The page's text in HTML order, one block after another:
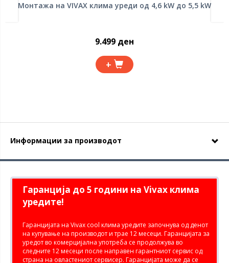
Монтажа на VIVAX клима уреди од 4,6 kW до 5,5 kW
9.499 ден
+
Информации за производот
Гаранција до 5 години на Vivax клима
уредите!
Гаранцијата на Vivax cool клима уредите започнува од денот
на купување на производот и трае 12 месеци. Гаранцијата за
уредот во комерцијална употреба се продолжува во
следните 12 месеци после направен гарантниот сервис од
страна на овластениот сервисер. Гаранцијата може да се